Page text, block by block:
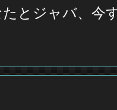
とジャバ、今